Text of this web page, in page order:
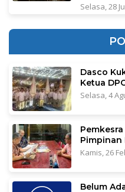
Selasa, 28
Dasco
Ketua
Selasa, 4
Pimpinan
Kamis, 26
Belum